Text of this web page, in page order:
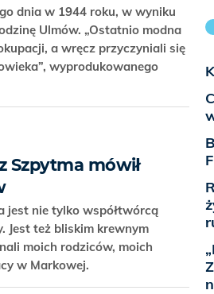
dnia w 1944 roku, w wyniku
Ulmów. „Ostatnio modna
a wręcz przyczyniali się
wyprodukowanego
Szpytma mówił
jest nie tylko współtwórcą
Jest też bliskim krewnym
moich rodziców, moich
w Markowej.